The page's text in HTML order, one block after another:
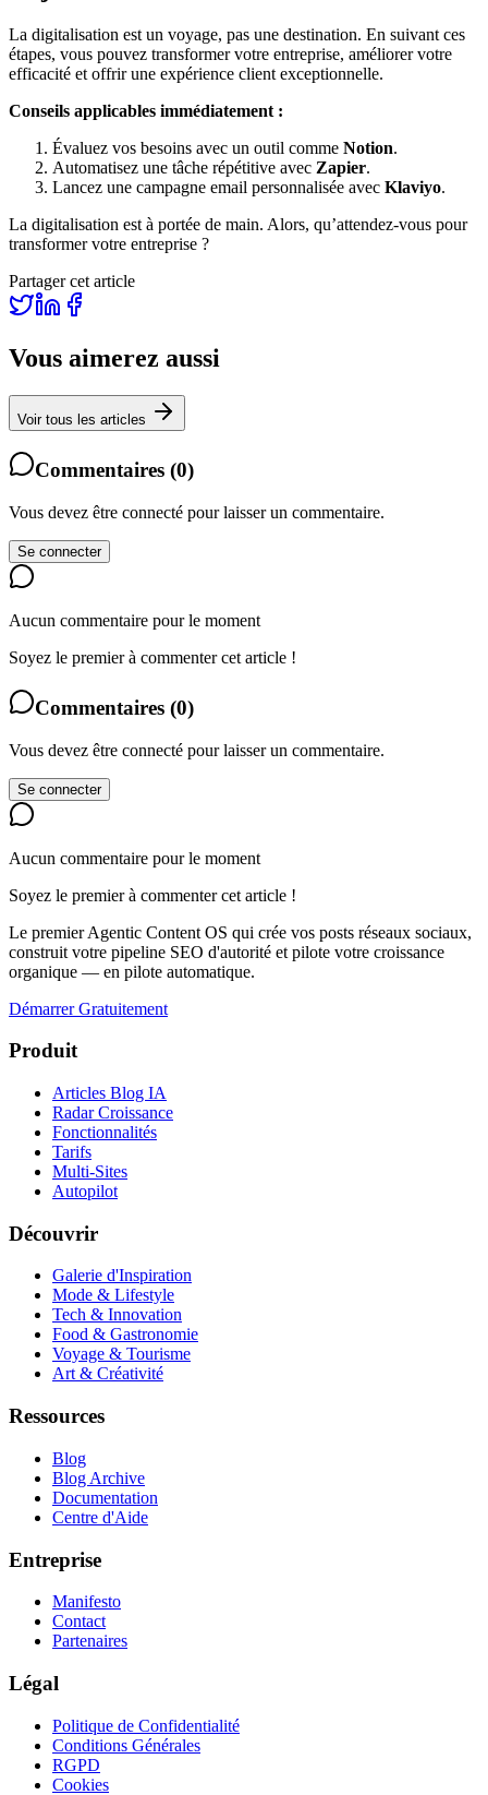
La digitalisation est un voyage, pas une destination. En suivant ces
étapes, vous pouvez transformer votre entreprise, améliorer votre
efficacité et offrir une expérience client exceptionnelle.
Conseils applicables immédiatement :
Évaluez vos besoins avec un outil comme Notion.
Automatisez une tâche répétitive avec Zapier.
Lancez une campagne email personnalisée avec Klaviyo.
La digitalisation est à portée de main. Alors, qu’attendez-vous pour
transformer votre entreprise ?
Partager cet article
Vous aimerez aussi
Voir tous les articles
Commentaires (0)
Vous devez être connecté pour laisser un commentaire.
Se connecter
Aucun commentaire pour le moment
Soyez le premier à commenter cet article !
Commentaires (0)
Vous devez être connecté pour laisser un commentaire.
Se connecter
Aucun commentaire pour le moment
Soyez le premier à commenter cet article !
Le premier Agentic Content OS qui crée vos posts réseaux sociaux,
construit votre pipeline SEO d'autorité et pilote votre croissance
organique — en pilote automatique.
Démarrer Gratuitement
Produit
Articles Blog IA
Radar Croissance
Fonctionnalités
Tarifs
Multi-Sites
Autopilot
Découvrir
Galerie d'Inspiration
Mode & Lifestyle
Tech & Innovation
Food & Gastronomie
Voyage & Tourisme
Art & Créativité
Ressources
Blog
Blog Archive
Documentation
Centre d'Aide
Entreprise
Manifesto
Contact
Partenaires
Légal
Politique de Confidentialité
Conditions Générales
RGPD
Cookies